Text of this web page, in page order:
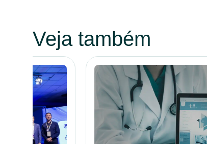
Veja também